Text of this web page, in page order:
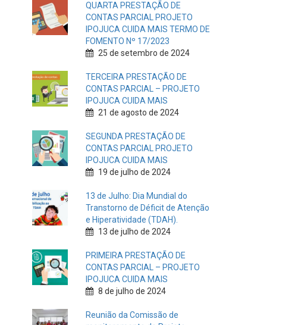
QUARTA PRESTAÇÃO DE
CONTAS PARCIAL PROJETO
IPOJUCA CUIDA MAIS TERMO DE
FOMENTO Nº 17/2023
25 de setembro de 2024
TERCEIRA PRESTAÇÃO DE
CONTAS PARCIAL – PROJETO
IPOJUCA CUIDA MAIS
21 de agosto de 2024
SEGUNDA PRESTAÇÃO DE
CONTAS PARCIAL PROJETO
IPOJUCA CUIDA MAIS
19 de julho de 2024
13 de Julho: Dia Mundial do
Transtorno de Déficit de Atenção
e Hiperatividade (TDAH).
13 de julho de 2024
PRIMEIRA PRESTAÇÃO DE
CONTAS PARCIAL – PROJETO
IPOJUCA CUIDA MAIS
8 de julho de 2024
Reunião da Comissão de